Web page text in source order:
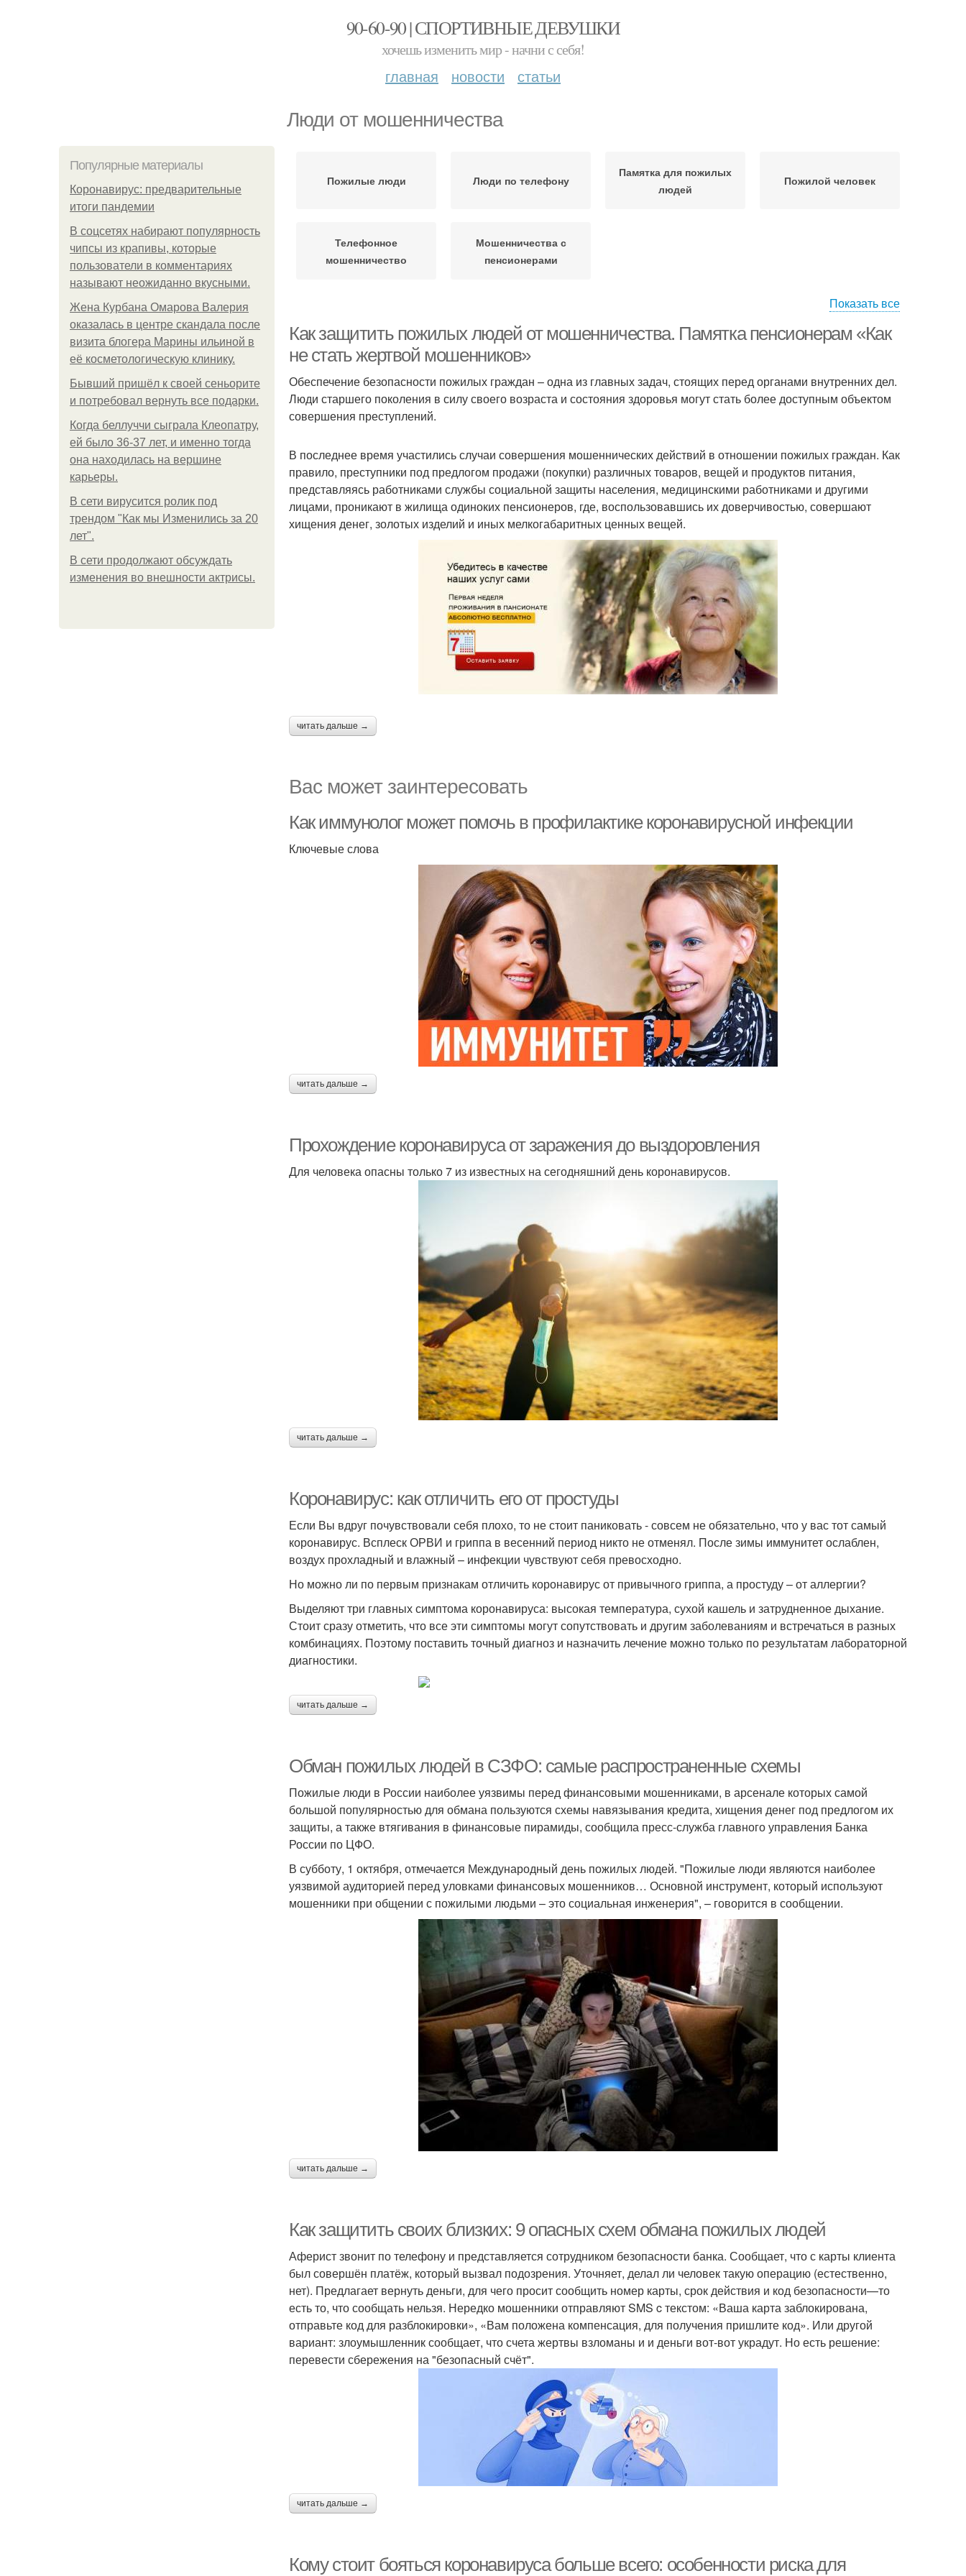
90-60-90 | СПОРТИВНЫЕ ДЕВУШКИ
хочешь изменить мир - начни с себя!
главная новости статьи
Люди от мошенничества
Популярные материалы
Коронавирус: предварительные
итоги пандемии
В соцсетях набирают популярность
чипсы из крапивы, которые
пользователи в комментариях
называют неожиданно вкусными.
Жена Курбана Омарова Валерия
оказалась в центре скандала после
визита блогера Марины ильиной в
её косметологическую клинику.
Бывший пришёл к своей сеньорите
и потребовал вернуть все подарки.
Когда беллуччи сыграла Клеопатру,
ей было 36-37 лет, и именно тогда
она находилась на вершине
карьеры.
В сети вирусится ролик под
трендом "Как мы Изменились за 20
лет".
В сети продолжают обсуждать
изменения во внешности актрисы.
Пожилые люди Люди по телефону
Памятка для пожилых
людей
Пожилой человек
Телефонное
мошенничество
Мошенничества с
пенсионерами
Показать все
Как защитить пожилых людей от мошенничества. Памятка пенсионерам «Как
не стать жертвой мошенников»
Обеспечение безопасности пожилых граждан – одна из главных задач, стоящих перед органами внутренних дел.
Люди старшего поколения в силу своего возраста и состояния здоровья могут стать более доступным объектом
совершения преступлений.
В последнее время участились случаи совершения мошеннических действий в отношении пожилых граждан. Как
правило, преступники под предлогом продажи (покупки) различных товаров, вещей и продуктов питания,
представляясь работниками службы социальной защиты населения, медицинскими работниками и другими
лицами, проникают в жилища одиноких пенсионеров, где, воспользовавшись их доверчивостью, совершают
хищения денег, золотых изделий и иных мелкогабаритных ценных вещей.
читать дальше →
Вас может заинтересовать
Как иммунолог может помочь в профилактике коронавирусной инфекции
Ключевые слова
читать дальше →
Прохождение коронавируса от заражения до выздоровления
Для человека опасны только 7 из известных на сегодняшний день коронавирусов.
читать дальше →
Коронавирус: как отличить его от простуды
Если Вы вдруг почувствовали себя плохо, то не стоит паниковать - совсем не обязательно, что у вас тот самый
коронавирус. Всплеск ОРВИ и гриппа в весенний период никто не отменял. После зимы иммунитет ослаблен,
воздух прохладный и влажный – инфекции чувствуют себя превосходно.
Но можно ли по первым признакам отличить коронавирус от привычного гриппа, а простуду – от аллергии?
Выделяют три главных симптома коронавируса: высокая температура, сухой кашель и затрудненное дыхание.
Стоит сразу отметить, что все эти симптомы могут сопутствовать и другим заболеваниям и встречаться в разных
комбинациях. Поэтому поставить точный диагноз и назначить лечение можно только по результатам лабораторной
диагностики.
читать дальше →
Обман пожилых людей в СЗФО: самые распространенные схемы
Пожилые люди в России наиболее уязвимы перед финансовыми мошенниками, в арсенале которых самой
большой популярностью для обмана пользуются схемы навязывания кредита, хищения денег под предлогом их
защиты, а также втягивания в финансовые пирамиды, сообщила пресс-служба главного управления Банка
России по ЦФО.
В субботу, 1 октября, отмечается Международный день пожилых людей. "Пожилые люди являются наиболее
уязвимой аудиторией перед уловками финансовых мошенников… Основной инструмент, который используют
мошенники при общении с пожилыми людьми – это социальная инженерия", – говорится в сообщении.
читать дальше →
Как защитить своих близких: 9 опасных схем обмана пожилых людей
Аферист звонит по телефону и представляется сотрудником безопасности банка. Сообщает, что с карты клиента
был совершён платёж, который вызвал подозрения. Уточняет, делал ли человек такую операцию (естественно,
нет). Предлагает вернуть деньги, для чего просит сообщить номер карты, срок действия и код безопасности—то
есть то, что сообщать нельзя. Нередко мошенники отправляют SMS c текстом: «Ваша карта заблокирована,
отправьте код для разблокировки», «Вам положена компенсация, для получения пришлите код». Или другой
вариант: злоумышленник сообщает, что счета жертвы взломаны и и деньги вот-вот украдут. Но есть решение:
перевести сбережения на "безопасный счёт".
читать дальше →
Кому стоит бояться коронавируса больше всего: особенности риска для